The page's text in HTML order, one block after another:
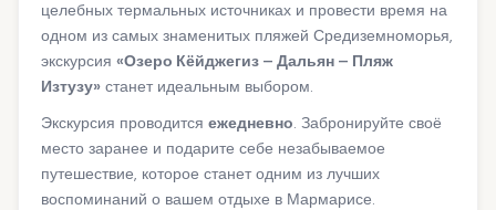
целебных термальных источниках и провести время на
одном из самых знаменитых пляжей Средиземноморья,
экскурсия «Озеро Кёйджегиз – Дальян – Пляж
Изтузу» станет идеальным выбором.
Экскурсия проводится ежедневно . Забронируйте своё
место заранее и подарите себе незабываемое
путешествие, которое станет одним из лучших
воспоминаний о вашем отдыхе в Мармарисе.